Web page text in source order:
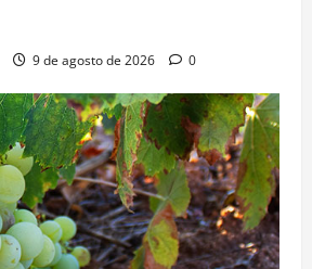
9 de agosto de 2026 0